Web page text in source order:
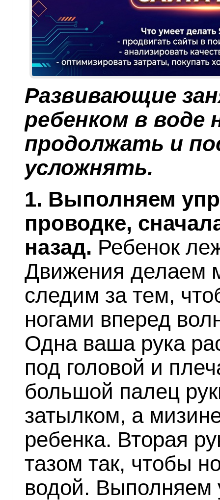
Развивающие
ребенком в воде
продолжать и
усложнять.
1. Выполняем
проводке,
назад. Ребенок
Движения делаем
следим за тем,
ногами вперед
Одна ваша рука
под головой и
большой палец
затылком, а
ребенка. Вторая
тазом так, чтобы
водой. Выполняем